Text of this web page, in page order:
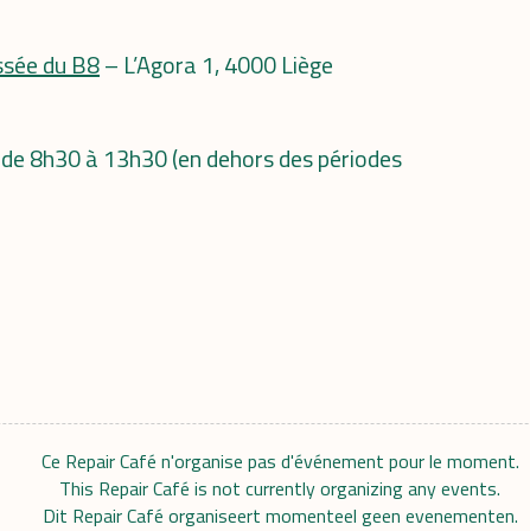
du B8– L’Agora 1, 4000 Liège
8h30 à 13h30 (en dehors des périodes
Ce Repair Café n'organise pas d'événement pour le moment.
This Repair Café is not currently organizing any events.
Dit Repair Café organiseert momenteel geen evenementen.